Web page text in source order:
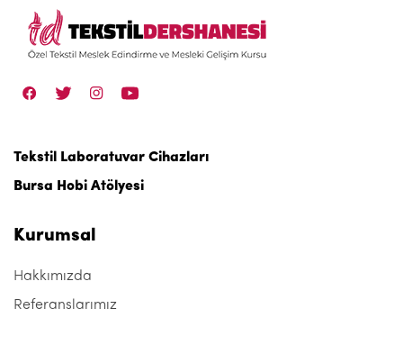
Tekstil Laboratuvar Cihazları
Bursa Hobi Atölyesi
Kurumsal
Hakkımızda
Referanslarımız